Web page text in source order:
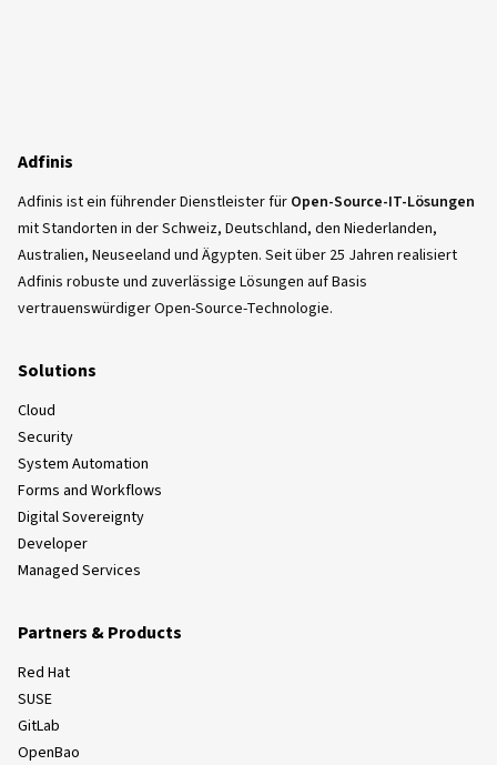
Adfinis
Adfinis ist ein führender Dienstleister für Open-Source-IT-Lösungen
mit Standorten in der Schweiz, Deutschland, den Niederlanden,
Australien, Neuseeland und Ägypten. Seit über 25 Jahren realisiert
Adfinis robuste und zuverlässige Lösungen auf Basis
vertrauenswürdiger Open-Source-Technologie.
Solutions
Cloud
Security
System Automation
Forms and Workflows
Digital Sovereignty
Developer
Managed Services
Partners & Products
Red Hat
SUSE
GitLab
OpenBao